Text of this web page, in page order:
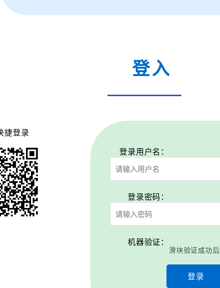
捷登录
登入
登录用户名：
登录密码：
机器验证：
滑块验证成功
登录